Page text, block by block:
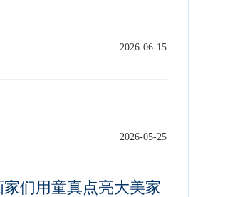
2026-06-15
2026-05-25
们用童真点亮大美家